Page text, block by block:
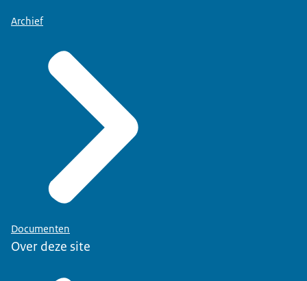
Archief
Documenten
Over deze site